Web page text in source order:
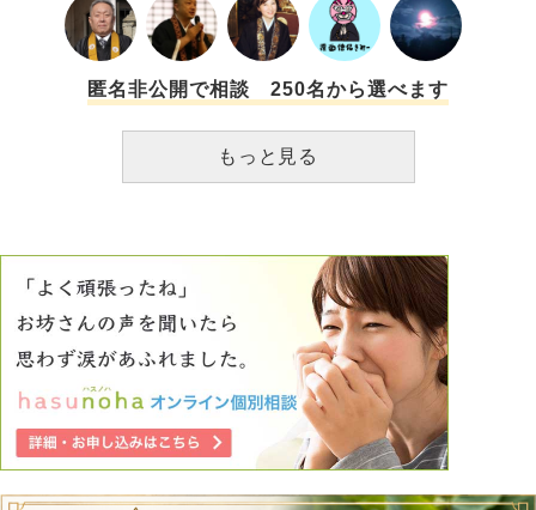
してくれてるのはわかりますが、何でそこまで言われなくち
ゃいけないのかなとも思います。 そんな母を含めた両親に
現在の彼の話をしていいものか悩んでしまいます。 何言わ
れるかと恐怖心に対し、コソコソ子供達と彼と出掛けたり旅
匿名非公開で相談 250名から選べます
もっと見る